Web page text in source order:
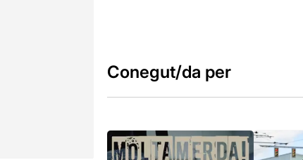
Conegut/da per